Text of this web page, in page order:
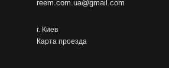
reem.com.ua@gmail.com
г. Киев
Карта проезда